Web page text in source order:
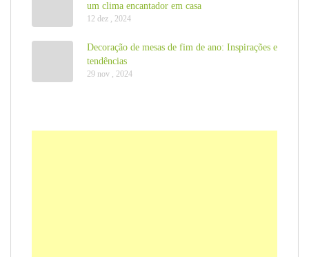
um clima encantador em casa
12 dez , 2024
Decoração de mesas de fim de ano: Inspirações e
tendências
29 nov , 2024